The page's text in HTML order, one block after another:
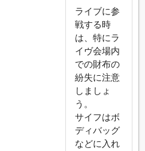
ライブに参
戦する時
は、特にラ
イヴ会場内
での財布の
紛失に注意
しましょ
う。
サイフはボ
ディバッグ
などに入れ